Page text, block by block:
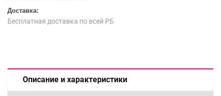
Доставка:
Бесплатная доставка по всей РБ
Описание и характеристики